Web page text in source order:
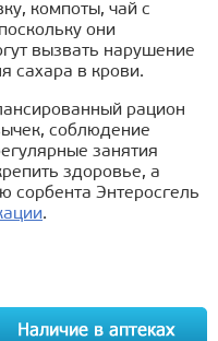
компоты, чай с
они
вызвать нарушение
сахара в крови.
рацион
соблюдение
занятия
здоровье, а
сорбента Энтеросгель
.